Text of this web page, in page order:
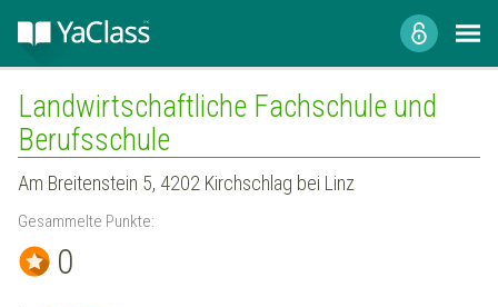
Landwirtschaftliche Fachschule und
Berufsschule
Am Breitenstein 5, 4202 Kirchschlag bei Linz
Gesammelte Punkte:
0